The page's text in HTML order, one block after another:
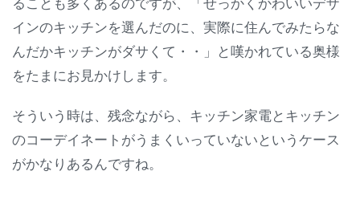
ることも多くあるのですが、「せっかくかわいいデザ
インのキッチンを選んだのに、実際に住んでみたらな
んだかキッチンがダサくて・・」と嘆かれている奥様
をたまにお見かけします。
そういう時は、残念ながら、キッチン家電とキッチン
のコーデイネートがうまくいっていないというケース
がかなりあるんですね。